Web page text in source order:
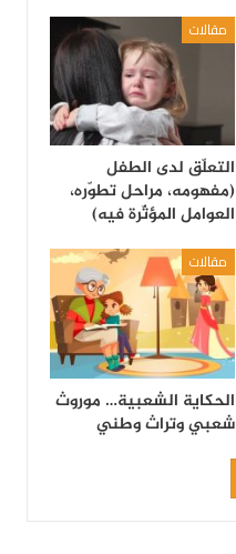
مقالات
التعلّق لدى الطفل
(مفهومه، مراحل تطوّره،
العوامل المؤثّرة فيه)
مقالات
الحكاية الشعبية… موروث
شعبي وتراث وطني